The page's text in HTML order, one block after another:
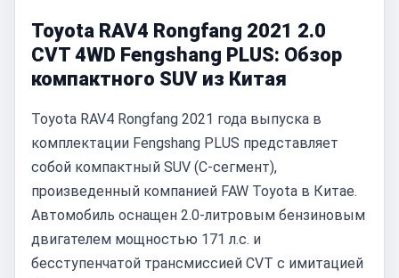
Toyota RAV4 Rongfang 2021 2.0
CVT 4WD Fengshang PLUS: Обзор
компактного SUV из Китая
Toyota RAV4 Rongfang 2021 года выпуска в
комплектации Fengshang PLUS представляет
собой компактный SUV (C-сегмент),
произведенный компанией FAW Toyota в Китае.
Автомобиль оснащен 2.0-литровым бензиновым
двигателем мощностью 171 л.с. и
бесступенчатой трансмиссией CVT с имитацией